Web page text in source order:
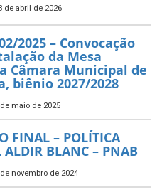
de abril de 2026
2025 – Convocação
da Mesa
Câmara Municipal de
biênio 2027/2028
maio de 2025
FINAL – POLÍTICA
BLANC – PNAB
novembro de 2024